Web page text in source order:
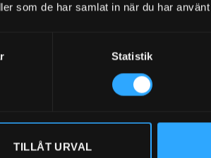
som de har samlat in när du har
Statistik
TILLÅT URVAL